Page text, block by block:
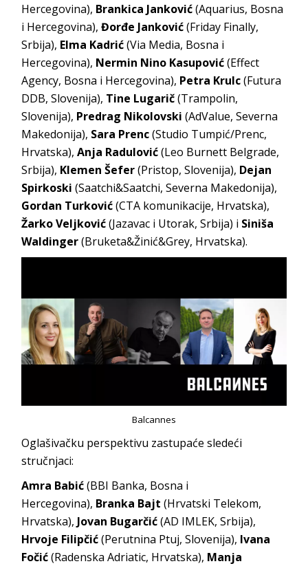
Hercegovina), Brankica Janković(Aquarius, Bosna
i Hercegovina),Đorđe Janković(Friday Finally,
Srbija), Elma Kadrić(Via Media, Bosna i
Hercegovina), Nermin Nino Kasupović(Effect
Agency, Bosna i Hercegovina), Petra Krulc(Futura
DDB, Slovenija), Tine Lugarič(Trampolin,
Slovenija), Predrag Nikolovski (AdValue, Severna
Makedonija), Sara Prenc(Studio Tumpić/Prenc,
Hrvatska),Anja Radulović(Leo Burnett Belgrade,
Srbija), Klemen Šefer(Pristop, Slovenija), Dejan
Spirkoski(Saatchi&Saatchi, Severna Makedonija),
Gordan Turković(CTA komunikacije, Hrvatska),
Žarko Veljković(Jazavac i Utorak, Srbija) i Siniša
Waldinger(Bruketa&Žinić&Grey, Hrvatska).
Balcannes
Oglašivačku perspektivu zastupaće sledeći
stručnjaci:
Amra Babić(BBI Banka, Bosna i
Hercegovina), Branka Bajt (Hrvatski Telekom,
Hrvatska),Jovan Bugarčić(AD IMLEK, Srbija),
Hrvoje Filipčić(Perutnina Ptuj, Slovenija), Ivana
Fočić(Radenska Adriatic, Hrvatska), Manja